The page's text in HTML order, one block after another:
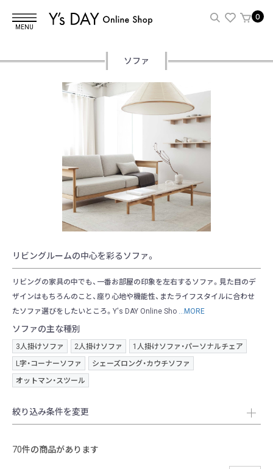
MENU
0
ソファ
リビングルームの中心を彩るソファ。
リビングの家具の中でも、一番お部屋の印象を左右するソファ。見た目のデ
ザインはもちろんのこと、座り心地や機能性、またライフスタイルに合わせ
たソファ選びをしたいところ。Y's DAY Online Sho ...MORE
ソファの主な種別
3人掛けソファ 2人掛けソファ
1人掛けソファ・パーソナルチェア
L字・コーナーソファ
シェーズロング・カウチソファ
オットマン・スツール
絞り込み条件を変更
70件の商品があります